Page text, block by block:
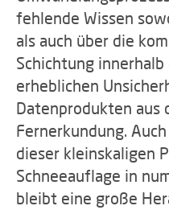
fehlende Wissen
als auch über die
Schichtung
erheblichen
Datenprodukten aus
Fernerkundung.
dieser kleinskaligen
Schneeauflage in
bleibt eine große